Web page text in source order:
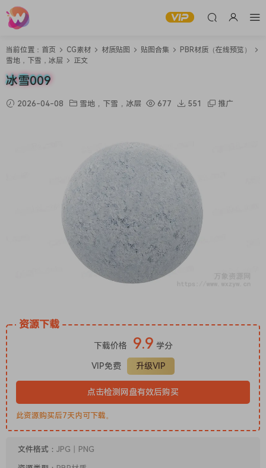
当前位置： 首页 CG素材 材质贴图 贴图合集
PBR材质（在线预览）
雪地，下雪，冰层
正文
冰雪009
2026-04-08 雪地，下雪，冰层 677 551 推广
资源下载
下载价格 9.9 学分
VIP免费 升级VIP
点击检测网盘有效后购买
此资源购买后7天内可下载。
文件格式： JPG丨PNG